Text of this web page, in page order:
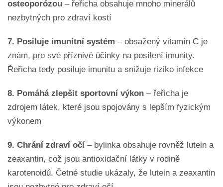
osteoporózou – řeřicha obsahuje mnoho minerálů
nezbytných pro zdraví kostí
7. Posiluje imunitní systém – obsažený vitamín C je
znám, pro své příznivé účinky na posílení imunity.
Řeřicha tedy posiluje imunitu a snižuje riziko infekce
8. Pomáhá zlepšit sportovní výkon – řeřicha je
zdrojem látek, které jsou spojovány s lepším fyzickým
výkonem
9. Chrání zdraví očí – bylinka obsahuje rovněž lutein a
zeaxantin, což jsou antioxidační látky v rodině
karotenoidů. Četné studie ukázaly, že lutein a zeaxantin